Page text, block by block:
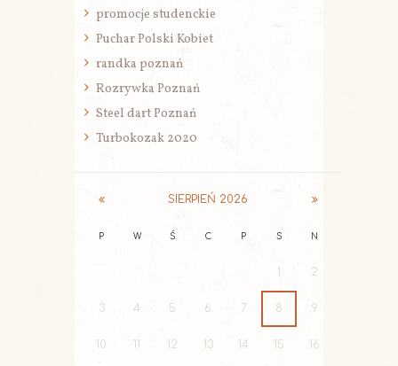
promocje studenckie
Puchar Polski Kobiet
randka poznań
Rozrywka Poznań
Steel dart Poznań
Turbokozak 2020
SIERPIEŃ 2026
P W Ś C P S N
2
3 4 5 6 7 8 9
10 11 12 13 14 15 16